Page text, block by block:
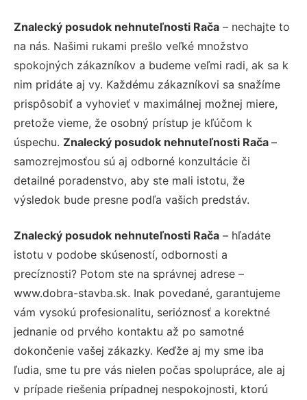
Znalecký posudok nehnuteľnosti Rača – nechajte to
na nás. Našimi rukami prešlo veľké množstvo
spokojných zákazníkov a budeme veľmi radi, ak sa k
nim pridáte aj vy. Každému zákazníkovi sa snažíme
prispôsobiť a vyhovieť v maximálnej možnej miere,
pretože vieme, že osobný prístup je kľúčom k
úspechu. Znalecký posudok nehnuteľnosti Rača –
samozrejmosťou sú aj odborné konzultácie či
detailné poradenstvo, aby ste mali istotu, že
výsledok bude presne podľa vašich predstáv.
Znalecký posudok nehnuteľnosti Rača – hľadáte
istotu v podobe skúseností, odbornosti a
precíznosti? Potom ste na správnej adrese –
www.dobra-stavba.sk. Inak povedané, garantujeme
vám vysokú profesionalitu, serióznosť a korektné
jednanie od prvého kontaktu až po samotné
dokončenie vašej zákazky. Keďže aj my sme iba
ľudia, sme tu pre vás nielen počas spolupráce, ale aj
v prípade riešenia prípadnej nespokojnosti, ktorú